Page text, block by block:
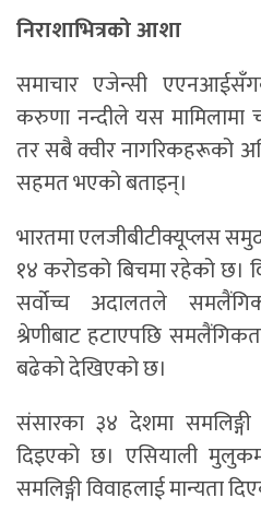
निराशाभित्रको आशा
समाचार एजेन्सी
करुणा नन्दीले यस मामिलामा
तर सबै क्वीर नागरिकहरूको
सहमत भएको बताइन्।
भारतमा एलजीबीटीक्यूप्लस
१४ करोडको बिचमा रहेको छ।
सर्वोच्च अदालतले
श्रेणीबाट हटाएपछि
बढेको देखिएको छ।
संसारका ३४ देशमा समलिङ्गी
दिइएको छ। एसियाली
समलिङ्गी विवाहलाई मान्यता